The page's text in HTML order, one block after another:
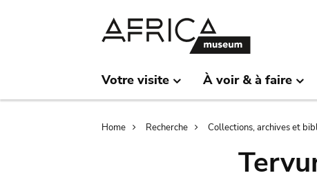
Votre visite À voir & à faire
Breadcrumb
Home Recherche Collections, archives et